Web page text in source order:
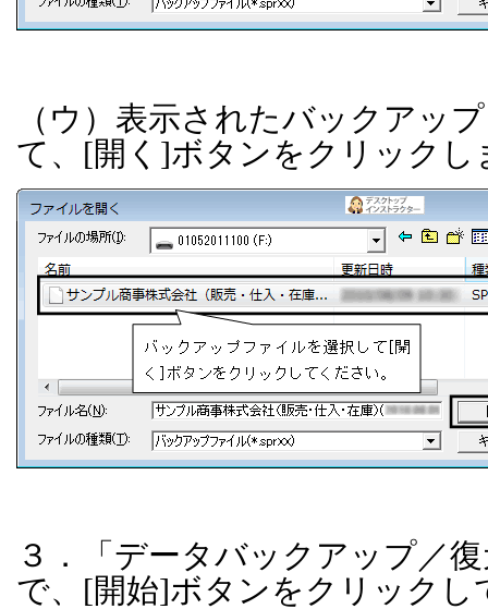
（ウ）表示されたバックアッ
て、 [開く ]ボタンをクリックし
３．「データバックアップ／
で、 [開始]ボタンをクリックし